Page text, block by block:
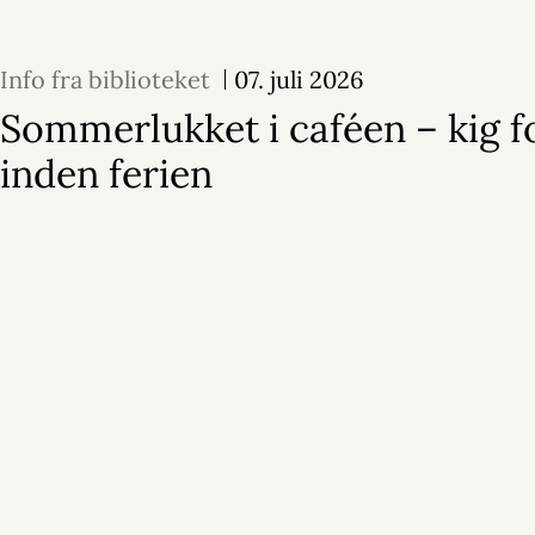
Info fra biblioteket 07. juli 2026
Sommerlukket i caféen – kig
inden ferien